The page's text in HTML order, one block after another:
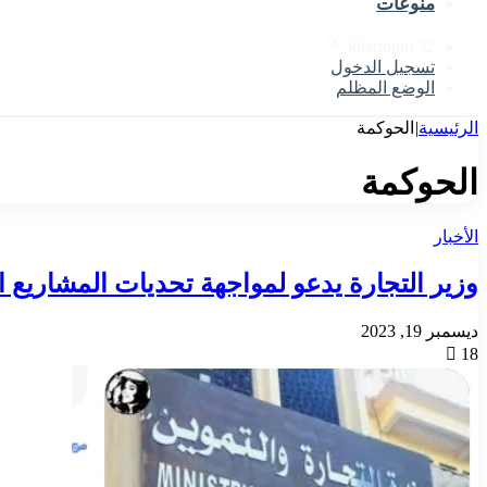
تسجيل الدخول
الوضع المظلم
الرئيسية| الحوكمة
الحوكمة
الأخبار
وزير التجارة يدعو لمواجهة تحديات المشاريع
ديسمبر 19, 2023
18